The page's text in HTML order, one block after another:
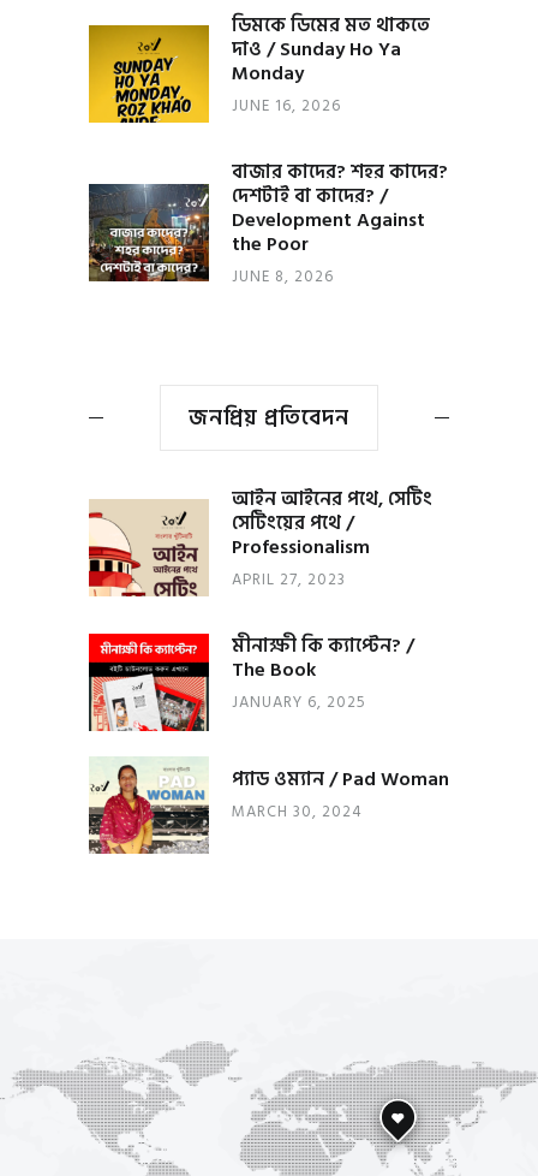
ডিমকে ডিমের মত থাকতে
দাও / Sunday Ho Ya
Monday
JUNE 16, 2026
বাজার কাদের? শহর কাদের?
দেশটাই বা কাদের? /
Development Against
the Poor
JUNE 8, 2026
জনপ্রিয় প্রতিবেদন
আইন আইনের পথে, সেটিং
সেটিংয়ের পথে /
Professionalism
APRIL 27, 2023
মীনাক্ষী কি ক্যাপ্টেন? /
The Book
JANUARY 6, 2025
প্যাড ওম্যান / Pad Woman
MARCH 30, 2024